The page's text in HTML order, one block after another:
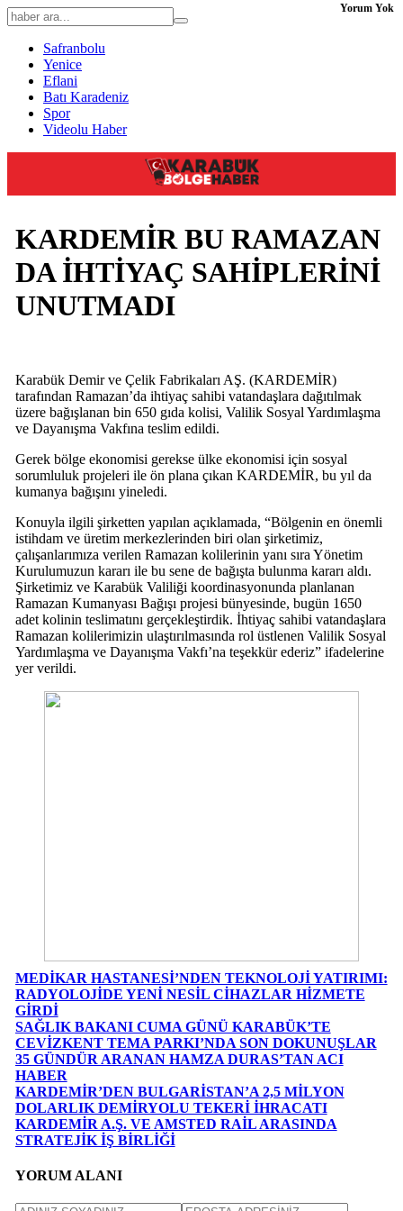
Safranbolu
Yenice
Eflani
Batı Karadeniz
Spor
Videolu Haber
KARDEMİR BU RAMAZAN
DA İHTİYAÇ SAHİPLERİNİ
UNUTMADI
Karabük Demir ve Çelik Fabrikaları AŞ. (KARDEMİR)
tarafından Ramazan’da ihtiyaç sahibi vatandaşlara dağıtılmak
üzere bağışlanan bin 650 gıda kolisi, Valilik Sosyal Yardımlaşma
ve Dayanışma Vakfına teslim edildi.
Gerek bölge ekonomisi gerekse ülke ekonomisi için sosyal
sorumluluk projeleri ile ön plana çıkan KARDEMİR, bu yıl da
kumanya bağışını yineledi.
Konuyla ilgili şirketten yapılan açıklamada, “Bölgenin en önemli
istihdam ve üretim merkezlerinden biri olan şirketimiz,
çalışanlarımıza verilen Ramazan kolilerinin yanı sıra Yönetim
Kurulumuzun kararı ile bu sene de bağışta bulunma kararı aldı.
Şirketimiz ve Karabük Valiliği koordinasyonunda planlanan
Ramazan Kumanyası Bağışı projesi bünyesinde, bugün 1650
adet kolinin teslimatını gerçekleştirdik. İhtiyaç sahibi vatandaşlara
Ramazan kolilerimizin ulaştırılmasında rol üstlenen Valilik Sosyal
Yardımlaşma ve Dayanışma Vakfı’na teşekkür ederiz” ifadelerine
yer verildi.
MEDİKAR HASTANESİ’NDEN TEKNOLOJİ YATIRIMI:
RADYOLOJİDE YENİ NESİL CİHAZLAR HİZMETE
GİRDİ
SAĞLIK BAKANI CUMA GÜNÜ KARABÜK’TE
CEVİZKENT TEMA PARKI’NDA SON DOKUNUŞLAR
35 GÜNDÜR ARANAN HAMZA DURAS’TAN ACI
HABER
KARDEMİR’DEN BULGARİSTAN’A 2,5 MİLYON
DOLARLIK DEMİRYOLU TEKERİ İHRACATI
KARDEMİR A.Ş. VE AMSTED RAİL ARASINDA
STRATEJİK İŞ BİRLİĞİ
YORUM ALANI
Yorum Yok